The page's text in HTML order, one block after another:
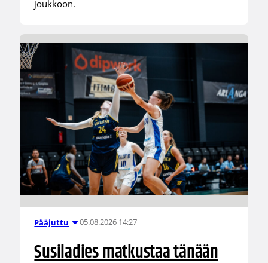
joukkoon.
Pääjuttu 05.08.2026 14:27
Susiladies matkustaa tänään